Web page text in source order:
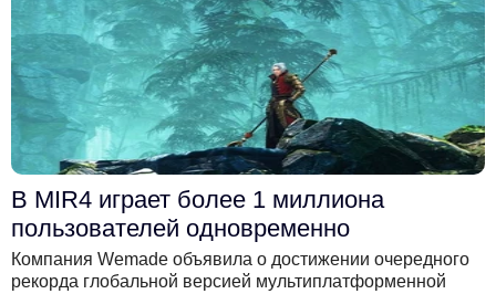
В MIR4 играет более 1 миллиона
пользователей одновременно
Компания Wemade объявила о достижении очередного
рекорда глобальной версией мультиплатформенной